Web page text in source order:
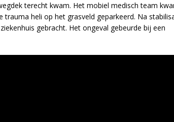
terecht kwam. Het mobiel medisch team
heli op het grasveld geparkeerd. Na
gebracht. Het ongeval gebeurde bij een